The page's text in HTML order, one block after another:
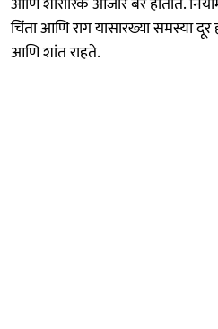
चिंता आणि राग यासारख्या समस्या
आणि शांत राहते.